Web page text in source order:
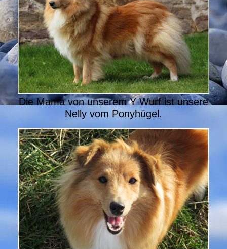
Die Mama von unserem Y Wurf ist unsere
Nelly vom Ponyhügel.